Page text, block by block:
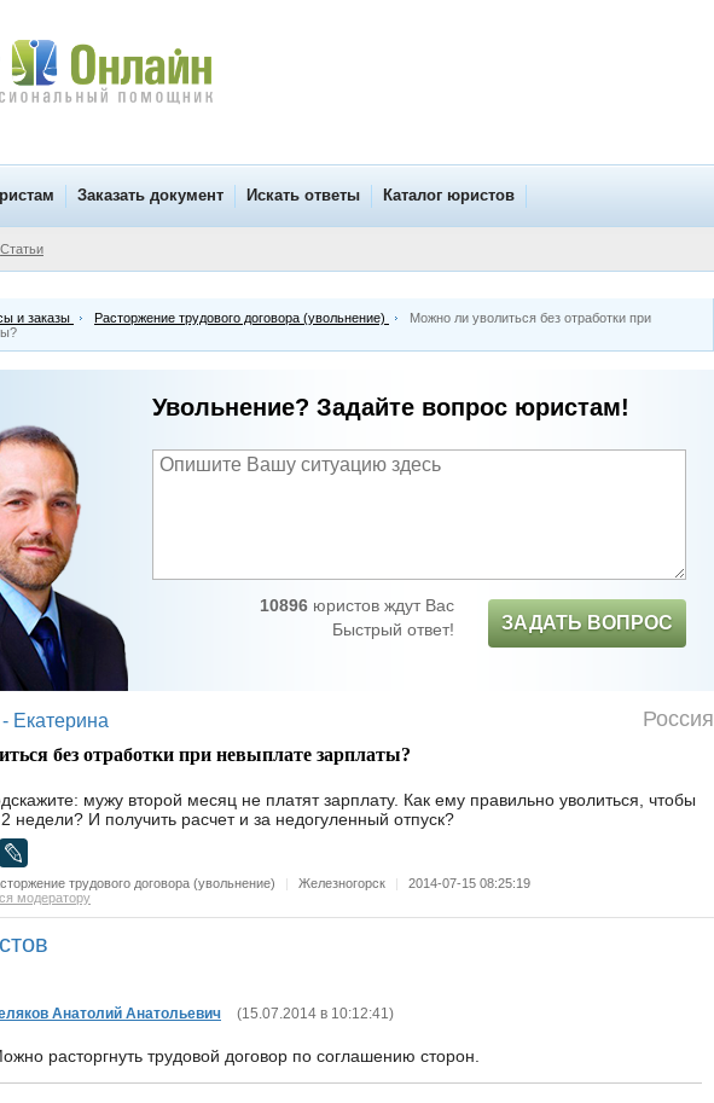
Заказать документ Искать ответы Каталог юристов
Статьи
и заказы Расторжение трудового договора (увольнение)
Можно ли уволиться без отработки при
Увольнение? Задайте вопрос юристам!
10896юристов ждут Вас
Быстрый ответ!
ЗАДАТЬ ВОПРОС
Екатерина Россия
без отработки при невыплате зарплаты?
мужу второй месяц не платят зарплату. Как ему правильно уволиться, чтобы
недели? И получить расчет и за недогуленный отпуск?
трудового договора (увольнение) | Железногорск |
2014-07-15 08:25:19
модератору
Анатолий Анатольевич (15.07.2014 в 10:12:41)
расторгнуть трудовой договор по соглашению сторон.